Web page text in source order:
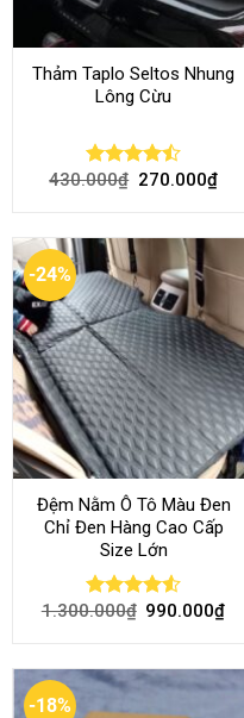
Thảm Taplo Seltos Nhung
Lông Cừu
Rated
430.000₫ 270.000₫
-24%
Đệm Nằm Ô Tô Màu Đen
Chỉ Đen Hàng Cao Cấp
Size Lớn
Rated 4.54
1.300.000₫ 990.000₫
-18%